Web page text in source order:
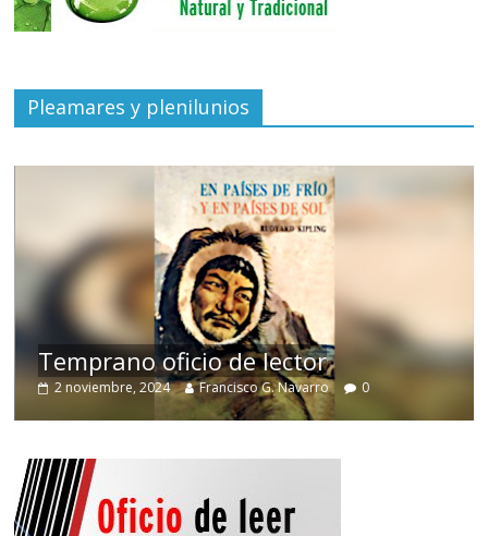
Pleamares y plenilunios
Temprano oficio de lector
2 noviembre, 2024 Francisco G. Navarro 0